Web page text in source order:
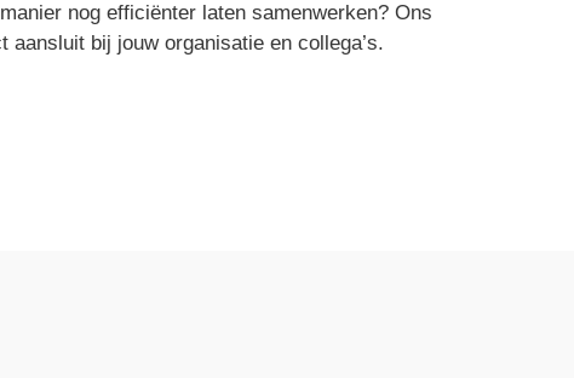
nog efficiënter laten samenwerken? Ons
bij jouw organisatie en collega’s.